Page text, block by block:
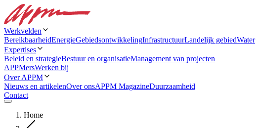
Werkvelden
BereikbaarheidEnergieGebiedsontwikkelingInfrastructuurLandelijk gebiedWater
Expertises
Beleid en strategieBestuur en organisatieManagement van projecten
APPMersWerken bij
Over APPM
Nieuws en artikelenOver onsAPPM MagazineDuurzaamheid
Contact
Home